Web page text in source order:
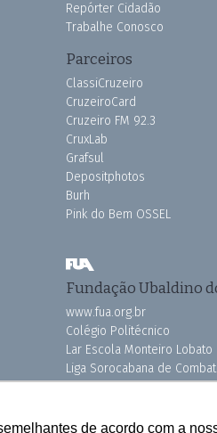
de acordo com a
Repórter Cidadão
Trabalhe Conosco
Parceiros
ClassiCruzeiro
CruzeiroCard
Cruzeiro FM 92.3
CruxLab
Grafsul
Depositphotos
Burh
Pink do Bem OSSEL
Fundação Ubaldino
www.fua.org.br
Colégio Politécnico
Lar Escola Monteiro Lobato
Liga Sorocabana de
Vila dos Velhinhos